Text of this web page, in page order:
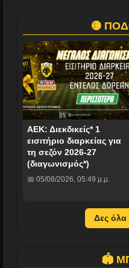
🟡
ΑΕΚ: Διεκδικείς* 1
εισιτήριο διαρκείας για
τη σεζόν 2026-27
(διαγωνισμός*)
📅 05/08/2026, 05:49 μ.μ.
Δες
🏟️